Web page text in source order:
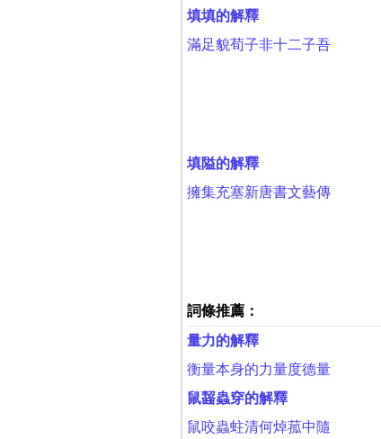
填填的解釋
滿足貌荀子非十二子吾
填隘的解釋
擁集充塞新唐書文藝傳
詞條推薦：
量力的解釋
衡量本身的力量度德量
鼠齧蟲穿的解釋
鼠咬蟲蛀清何焯菰中隨